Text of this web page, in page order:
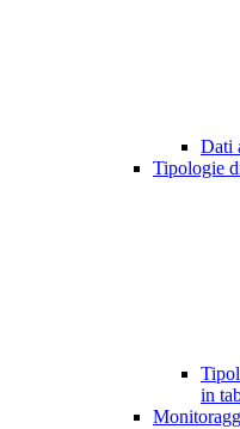
Dati
Tipologie
in